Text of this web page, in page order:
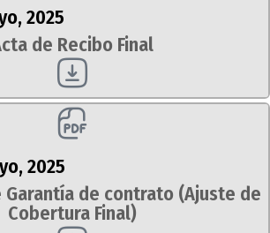
2025
de Recibo Final
2025
Garantía de contrato (Ajuste de
Cobertura Final)